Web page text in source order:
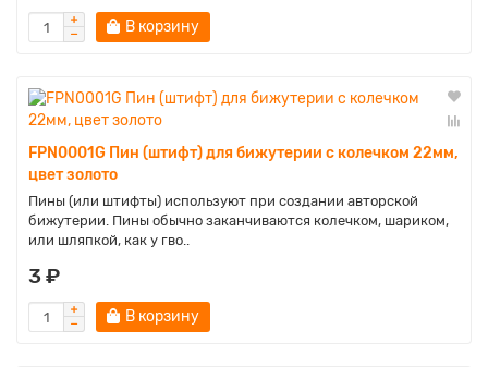
В корзину
FPN0001G Пин (штифт) для бижутерии с колечком 22мм,
цвет золото
Пины (или штифты) используют при создании авторской
бижутерии. Пины обычно заканчиваются колечком, шариком,
или шляпкой, как у гво..
3 ₽
В корзину